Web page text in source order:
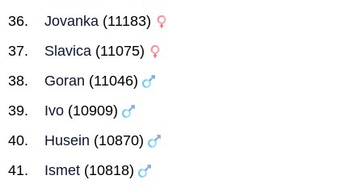
Jovanka (11183)
Slavica (11075)
Goran (11046)
Ivo (10909)
Husein (10870)
Ismet (10818)